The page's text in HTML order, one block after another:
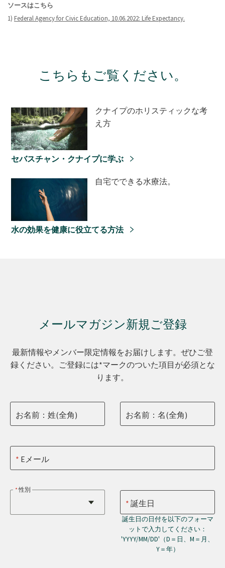
ソースはこちら
1) Federal Agency for Civic Education, 10.06.2022: Life Expectancy.
こちらもご覧ください。
クナイプのホリスティックな考
え方
セバスチャン・クナイプに学ぶ
自宅でできる水療法。
水の効果を健康に役立てる方法
メールマガジン新規ご登録
最新情報やメンバー限定情報をお届けします。ぜひご登
録ください。ご登録には*マークのついた項目が必須とな
ります。
お名前：姓(全角) お名前：名(全角)
Eメール
性別
誕生日
誕生日の日付を以下のフォーマ
ットで入力してください：
'YYYY/MM/DD'（D＝日、M＝月、
Y＝年）